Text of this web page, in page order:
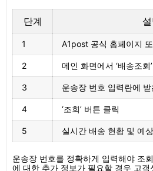
단계
1 A1post 공식 홈페이지
2 메인 화면에서 ‘배송조회
3 운송장 번호 입력란에
4 ‘조회’ 버튼 클릭
5 실시간 배송 현황 및 예
운송장 번호를 정확하게 입력해야 조
에 대한 추가 정보가 필요할 경우 고